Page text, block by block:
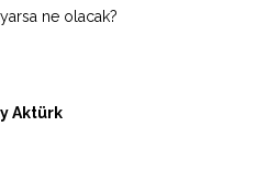
ne olacak?
Aktürk